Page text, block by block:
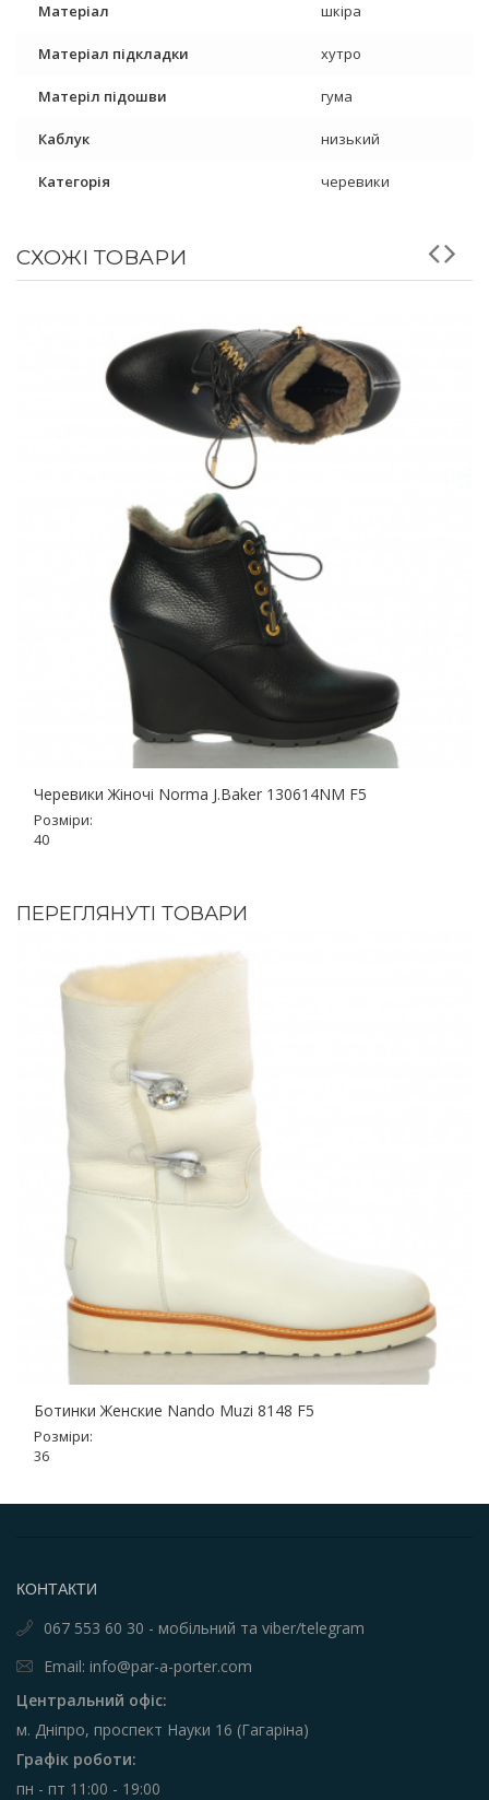
Матеріал шкіра
Матеріал підкладки хутро
Матеріл підошви гума
Каблук низький
Категорія черевики
СХОЖІ ТОВАРИ
Черевики Жіночі Norma J.Baker 130614NM F5
Розміри:
40
ПЕРЕГЛЯНУТІ ТОВАРИ
Ботинки Женские Nando Muzi 8148 F5
Розміри:
36
КОНТАКТИ
067 553 60 30 - мобільний та viber/telegram
Email: info@par-a-porter.com
Центральний офіс:
м. Дніпро, проспект Науки 16 (Гагаріна)
Графік роботи:
пн - пт 11:00 - 19:00